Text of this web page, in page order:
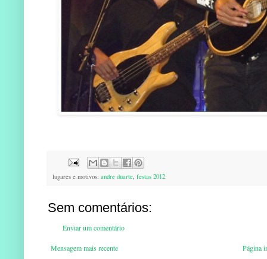
lugares e motivos: andre duarte, festas 2012
Sem comentários:
Enviar um comentário
Mensagem mais recente
Página